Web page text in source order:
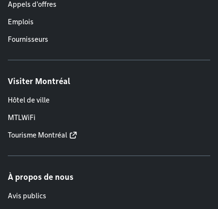
Appels d'offres
Emplois
Fournisseurs
Visiter Montréal
Hôtel de ville
MTLWiFi
Tourisme Montréal
À propos de nous
Avis publics